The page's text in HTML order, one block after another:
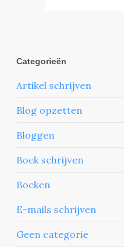
Categorieën
Artikel schrijven
Blog opzetten
Bloggen
Boek schrijven
Boeken
E-mails schrijven
Geen categorie